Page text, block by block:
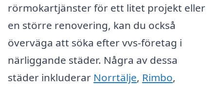
rörmokartjänster för ett litet projekt eller
en större renovering, kan du också
överväga att söka efter vvs-företag i
närliggande städer. Några av dessa
städer inkluderar Norrtälje, Rimbo,